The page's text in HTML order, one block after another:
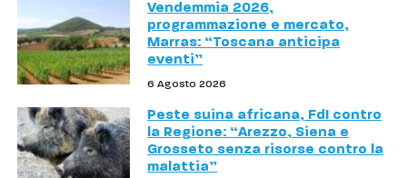
Vendemmia 2026,
programmazione e mercato,
Marras: “Toscana anticipa
eventi”
6 Agosto 2026
Peste suina africana, FdI contro
la Regione: “Arezzo, Siena e
Grosseto senza risorse contro la
malattia”